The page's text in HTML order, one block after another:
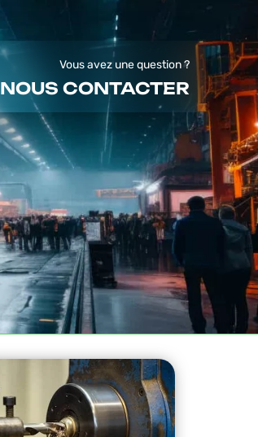
Vous avez une question ?
NOUS CONTACTER